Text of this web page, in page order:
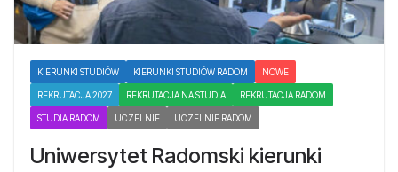
KIERUNKI STUDIÓW KIERUNKI STUDIÓW RADOM NOWE
REKRUTACJA 2027 REKRUTACJA NA STUDIA REKRUTACJA RADOM
STUDIA RADOM UCZELNIE UCZELNIE RADOM
Uniwersytet Radomski kierunki